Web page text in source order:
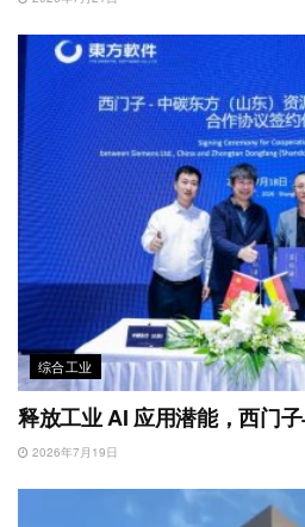
综合工业
释放工业 AI 应用潜能，西门
2026年7月19日